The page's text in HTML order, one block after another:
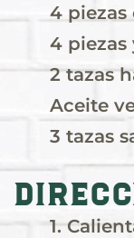
4 piezas
4 piezas
2 tazas
Aceite
3 tazas
1.